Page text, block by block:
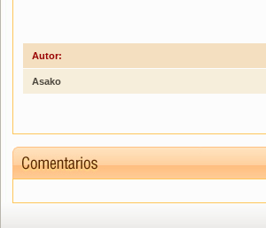
Autor:
Asako